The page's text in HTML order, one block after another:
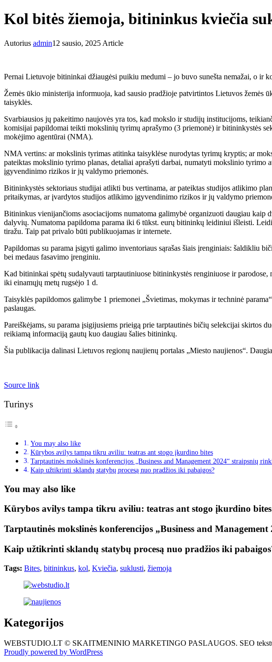
Kol bitės žiemoja, bitininkus kviečia
Autorius admin12 sausio, 2025 Article
Pernai Lietuvoje bitininkai džiaugėsi puikiu medumi – jo buvo sunešta nemažai, o ir
Žemės ūkio ministerija informuoja, kad sausio pradžioje patvirtintos Lietuvos
taisyklės.
Svarbiausios jų pakeitimo naujovės yra tos, kad mokslo ir studijų institucijoms,
komisijai papildomai teikti mokslinių tyrimų aprašymo (3 priemonė) ir bitininkystės
mokėjimo agentūrai (NMA).
NMA vertins: ar mokslinis tyrimas atitinka taisyklėse nurodytas tyrimų kryptis; ar
pateiktas mokslinio tyrimo planas, detaliai aprašyti darbai, numatyti mokslinio
įgyvendinimo rizikos ir jų valdymo priemonės.
Bitininkystės sektoriaus studijai atlikti bus vertinama, ar pateiktas studijos atlikimo
pritaikymas, ar įvardytos studijos atlikimo įgyvendinimo rizikos ir jų valdymo
Bitininkus vienijančioms asociacijoms numatoma galimybė organizuoti daugiau
dalyvių. Numatoma papildoma parama iki 6 tūkst. eurų bitininkų leidiniui išleisti.
tiražu. Taip pat privalo būti publikuojamas ir internete.
Papildomas su parama įsigyti galimo inventoriaus sąrašas šiais įrenginiais: šaldikliu
bei medaus fasavimo įrenginiu.
Kad bitininkai spėtų sudalyvauti tarptautiniuose bitininkystės renginiuose ir
iki einamųjų metų rugsėjo 1 d.
Taisyklės papildomos galimybe 1 priemonei „Švietimas, mokymas ir techninė
paslaugas.
Pareiškėjams, su parama įsigijusiems prieigą prie tarptautinės bičių selekcijai skirtos
reikiamą informaciją gautų kuo daugiau šalies bitininkų.
Šia publikacija dalinasi Lietuvos regionų naujienų portalas „Miesto naujienos“.
Source link
Turinys
You may also like
Kūrybos avilys tampa tikru aviliu: teatras ant stogo įkurdino bites
Tarptautinės mokslinės konferencijos „Business and Management 2024“ straipsnių
Kaip užtikrinti sklandų statybų procesą nuo pradžios iki pabaigos?
You may also like
Kūrybos avilys tampa tikru aviliu: teatras ant stogo įkurdino bites
Tarptautinės mokslinės konferencijos „Business and
Kaip užtikrinti sklandų statybų procesą nuo pradžios iki
Tags: Bites, bitininkus, kol, Kviečia, suklusti, žiemoja
Kategorijos
WEBSTUDIO.LT © SKAITMENINIO MARKETINGO PASLAUGOS. SEO tekstų
Proudly powered by WordPress